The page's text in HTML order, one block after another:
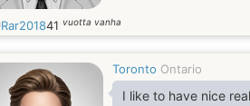
Rar201841 vuotta vanha
Toronto Ontario
I like to have nice